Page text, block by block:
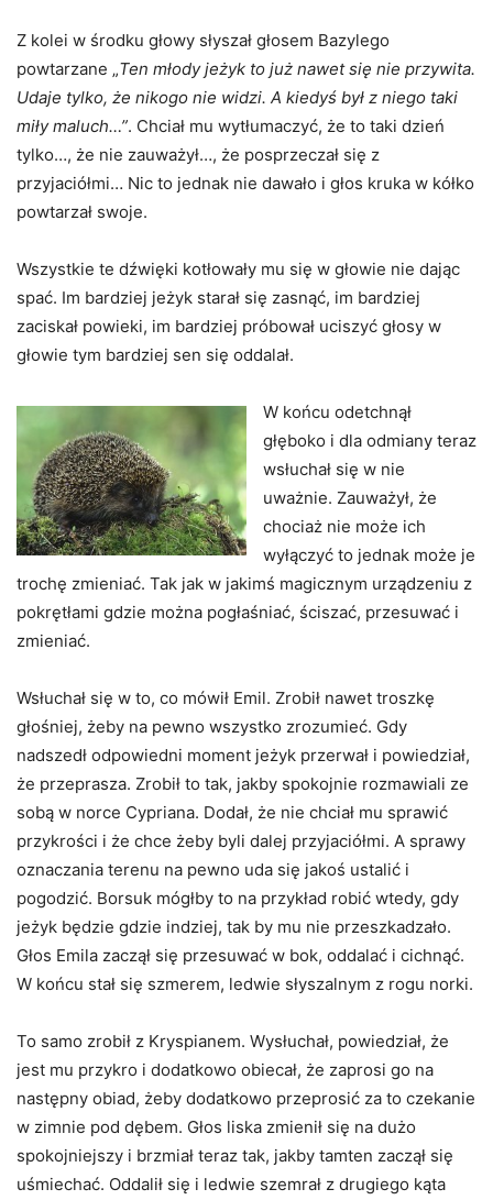
Z kolei w środku głowy słyszał głosem Bazylego
powtarzane „Ten młody jeżyk to już nawet się nie przywita.
Udaje tylko, że nikogo nie widzi. A kiedyś był z niego taki
miły maluch…”. Chciał mu wytłumaczyć, że to taki dzień
tylko…, że nie zauważył…, że posprzeczał się z
przyjaciółmi… Nic to jednak nie dawało i głos kruka w kółko
powtarzał swoje.
Wszystkie te dźwięki kotłowały mu się w głowie nie dając
spać. Im bardziej jeżyk starał się zasnąć, im bardziej
zaciskał powieki, im bardziej próbował uciszyć głosy w
głowie tym bardziej sen się oddalał.
W końcu odetchnął
głęboko i dla odmiany teraz
wsłuchał się w nie
uważnie. Zauważył, że
chociaż nie może ich
wyłączyć to jednak może je
trochę zmieniać. Tak jak w jakimś magicznym urządzeniu z
pokrętłami gdzie można pogłaśniać, ściszać, przesuwać i
zmieniać.
Wsłuchał się w to, co mówił Emil. Zrobił nawet troszkę
głośniej, żeby na pewno wszystko zrozumieć. Gdy
nadszedł odpowiedni moment jeżyk przerwał i powiedział,
że przeprasza. Zrobił to tak, jakby spokojnie rozmawiali ze
sobą w norce Cypriana. Dodał, że nie chciał mu sprawić
przykrości i że chce żeby byli dalej przyjaciółmi. A sprawy
oznaczania terenu na pewno uda się jakoś ustalić i
pogodzić. Borsuk mógłby to na przykład robić wtedy, gdy
jeżyk będzie gdzie indziej, tak by mu nie przeszkadzało.
Głos Emila zaczął się przesuwać w bok, oddalać i cichnąć.
W końcu stał się szmerem, ledwie słyszalnym z rogu norki.
To samo zrobił z Kryspianem. Wysłuchał, powiedział, że
jest mu przykro i dodatkowo obiecał, że zaprosi go na
następny obiad, żeby dodatkowo przeprosić za to czekanie
w zimnie pod dębem. Głos liska zmienił się na dużo
spokojniejszy i brzmiał teraz tak, jakby tamten zaczął się
uśmiechać. Oddalił się i ledwie szemrał z drugiego kąta